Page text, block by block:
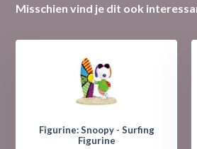
Misschien vind je dit ook
Figurine: Snoopy - Surfing
Figurine